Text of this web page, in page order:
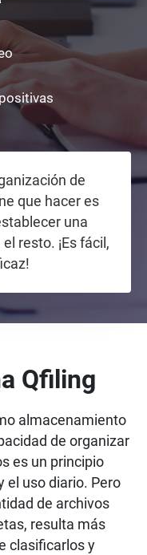
de
que hacer es
una
resto. ¡Es fácil,
Qfiling
almacenamiento
de organizar
es un principio
el uso diario. Pero
de archivos
resulta más
clasificarlos y